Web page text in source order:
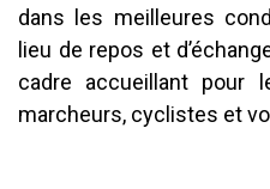
dans les meilleures
lieu de repos et
cadre accueillant pour
marcheurs, cyclistes et